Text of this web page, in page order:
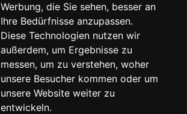
Werbung, die Sie sehen, besser an
Ihre Bedürfnisse anzupassen.
Diese Technologien nutzen wir
außerdem, um Ergebnisse zu
messen, um zu verstehen, woher
unsere Besucher kommen oder um
unsere Website weiter zu
entwickeln.